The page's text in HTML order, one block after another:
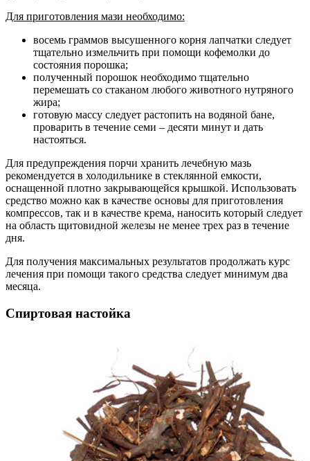
Для приготовления мази необходимо:
восемь граммов высушенного корня лапчатки следует
тщательно измельчить при помощи кофемолки до
состояния порошка;
полученный порошок необходимо тщательно
перемешать со стаканом любого животного нутряного
жира;
готовую массу следует растопить на водяной бане,
проварить в течение семи – десяти минут и дать
настояться.
Для предупреждения порчи хранить лечебную мазь
рекомендуется в холодильнике в стеклянной емкости,
оснащенной плотно закрывающейся крышкой. Использовать
средство можно как в качестве основы для приготовления
компрессов, так и в качестве крема, наносить который следует
на область щитовидной железы не менее трех раз в течение
дня.
Для получения максимальных результатов продолжать курс
лечения при помощи такого средства следует минимум два
месяца.
Спиртовая настойка